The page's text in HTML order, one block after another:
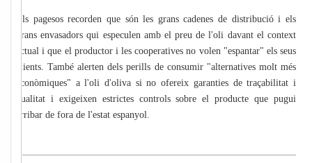
Els pagesos recorden que són les grans cadenes de distribució i els
grans envasadors qui especulen amb el preu de l'oli davant el context
actual i que el productor i les cooperatives no volen "espantar" els seus
clients. També alerten dels perills de consumir "alternatives molt més
econòmiques" a l'oli d'oliva si no ofereix garanties de traçabilitat i
qualitat i exigeixen estrictes controls sobre el producte que pugui
arribar de fora de l'estat espanyol.